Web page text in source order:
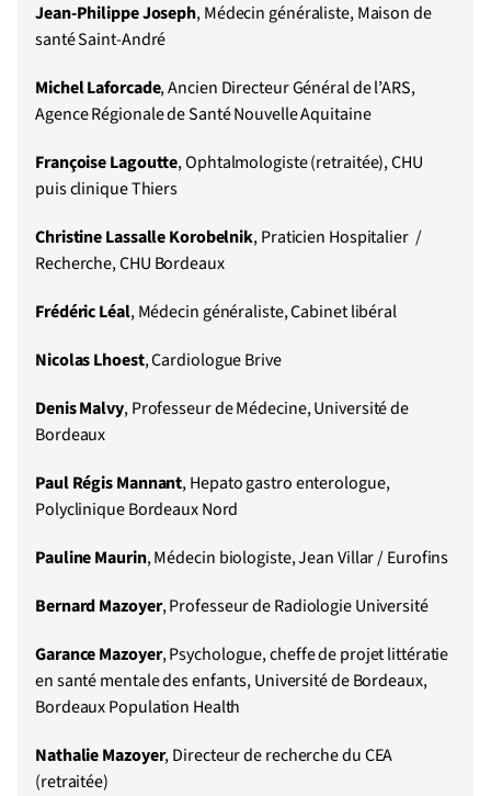
Jean-Philippe Joseph, Médecin généraliste, Maison de
santé Saint-André
Michel Laforcade, Ancien Directeur Général de l’ARS,
Agence Régionale de Santé Nouvelle Aquitaine
Françoise Lagoutte, Ophtalmologiste (retraitée), CHU
puis clinique Thiers
Christine Lassalle Korobelnik, Praticien Hospitalier /
Recherche, CHU Bordeaux
Frédéric Léal, Médecin généraliste, Cabinet libéral
Nicolas Lhoest, Cardiologue Brive
Denis Malvy, Professeur de Médecine, Université de
Bordeaux
Paul Régis Mannant, Hepato gastro enterologue,
Polyclinique Bordeaux Nord
Pauline Maurin, Médecin biologiste, Jean Villar / Eurofins
Bernard Mazoyer, Professeur de Radiologie Université
Garance Mazoyer, Psychologue, cheffe de projet littératie
en santé mentale des enfants, Université de Bordeaux,
Bordeaux Population Health
Nathalie Mazoyer, Directeur de recherche du CEA
(retraitée)